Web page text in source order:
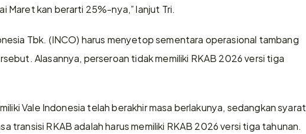
Maret kan berarti 25%-nya,” lanjut Tri.
Tbk. (INCO) harus menyetop sementara operasional tambang
Alasannya, perseroan tidak memiliki RKAB 2026 versi tiga
Vale Indonesia telah berakhir masa berlakunya, sedangkan syarat
transisi RKAB adalah harus memiliki RKAB 2026 versi tiga tahunan.